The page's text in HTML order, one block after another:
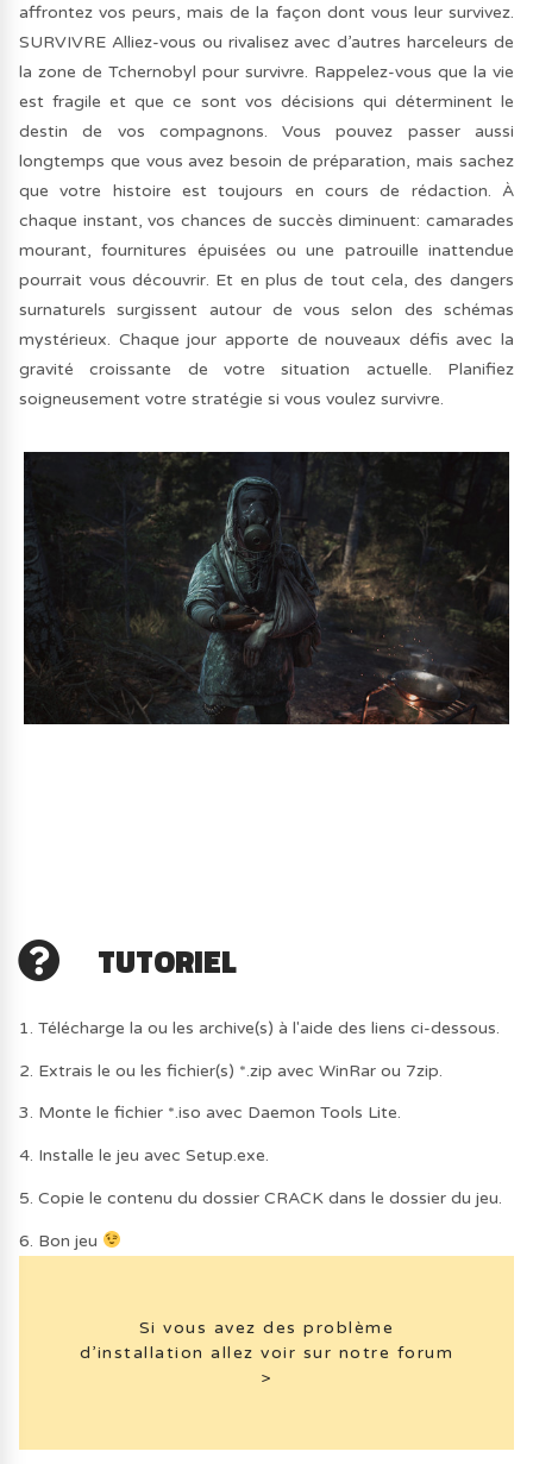
affrontez vos peurs, mais de la façon dont vous leur survivez.
SURVIVRE Alliez-vous ou rivalisez avec d’autres harceleurs de
la zone de Tchernobyl pour survivre. Rappelez-vous que la vie
est fragile et que ce sont vos décisions qui déterminent le
destin de vos compagnons. Vous pouvez passer aussi
longtemps que vous avez besoin de préparation, mais sachez
que votre histoire est toujours en cours de rédaction. À
chaque instant, vos chances de succès diminuent: camarades
mourant, fournitures épuisées ou une patrouille inattendue
pourrait vous découvrir. Et en plus de tout cela, des dangers
surnaturels surgissent autour de vous selon des schémas
mystérieux. Chaque jour apporte de nouveaux défis avec la
gravité croissante de votre situation actuelle. Planifiez
soigneusement votre stratégie si vous voulez survivre.
TUTORIEL
1. Télécharge la ou les archive(s) à l'aide des liens ci-dessous.
2. Extrais le ou les fichier(s) *.zip avec WinRar ou 7zip.
3. Monte le fichier *.iso avec Daemon Tools Lite.
4. Installe le jeu avec Setup.exe.
5. Copie le contenu du dossier CRACK dans le dossier du jeu.
6. Bon jeu
Si vous avez des problème
d’installation allez voir sur notre forum
>